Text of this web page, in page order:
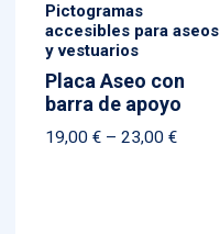
Pictogramas
accesibles para aseos
y vestuarios
Placa Aseo con
barra de apoyo
19,00€ – 23,00€Price